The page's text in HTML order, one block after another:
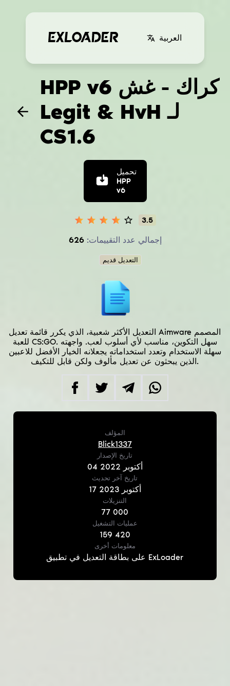
العربية
HPP v6 كراك - غش
Legit & HvH لـ
CS1.6
تحميل
HPP
v6
3.5
إجمالي عدد التقييمات: 626
التعديل قديم
التعديل الأكثر شعبية، الذي يكرر قائمة تعديل Aimware المصمم
للعبة CS:GO. سهل التكوين، مناسب لأي أسلوب لعب. واجهته
سهلة الاستخدام وتعدد استخداماته يجعلانه الخيار الأفضل للاعبين
الذين يبحثون عن تعديل مألوف ولكن قابل للتكيف.
المؤلف
Blick1337
تاريخ الإصدار
04 أكتوبر
تاريخ آخر تحديث
17 أكتوبر 2023
التنزيلات
77 000
عمليات التشغيل
159 420
معلومات أخرى
على بطاقة التعديل في تطبيق ExLoader